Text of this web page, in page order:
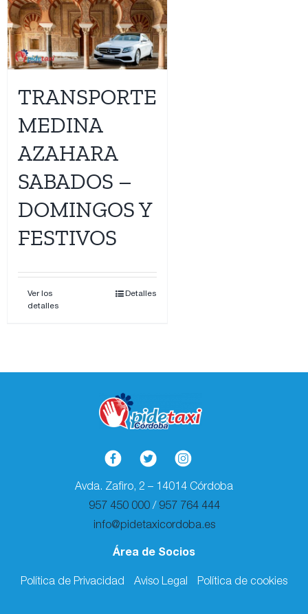
TRANSPORTE
MEDINA
AZAHARA
SABADOS –
DOMINGOS Y
FESTIVOS
Ver los
detalles
Detalles
Avda. Zafiro, 2 – 14014 Córdoba
957 450 000/ 957 764 444
info@pidetaxicordoba.es
Área de Socios
Política de Privacidad Aviso Legal Política de cookies